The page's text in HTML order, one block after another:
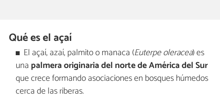
Qué es el açaí
El açaí, azaí, palmito o manaca (Euterpe oleracea) es
una palmera originaria del norte de América del Sur
que crece formando asociaciones en bosques húmedos
cerca de las riberas.